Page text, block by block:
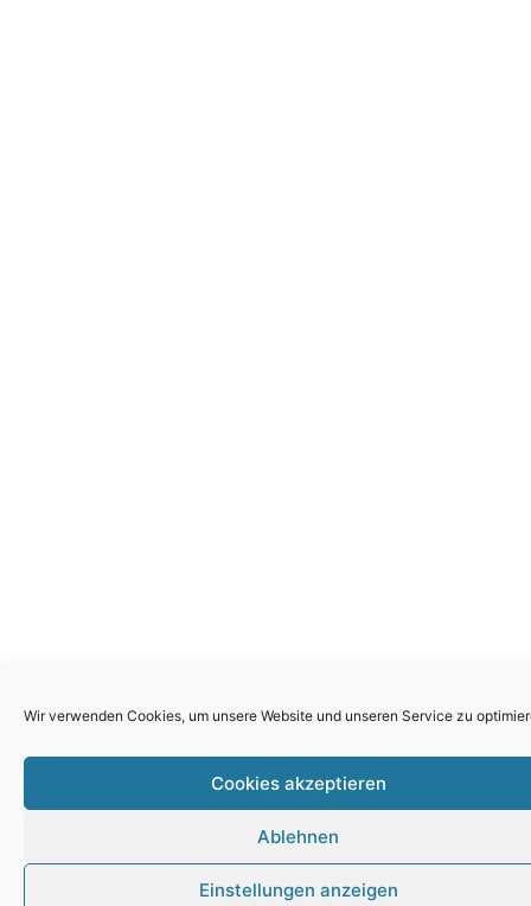
Wir verwenden Cookies, um unsere Website und unseren Service zu
Cookies akzeptieren
Ablehnen
Einstellungen anzeigen